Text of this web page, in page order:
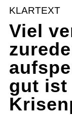
KLARTEXT
Viel
gut ist